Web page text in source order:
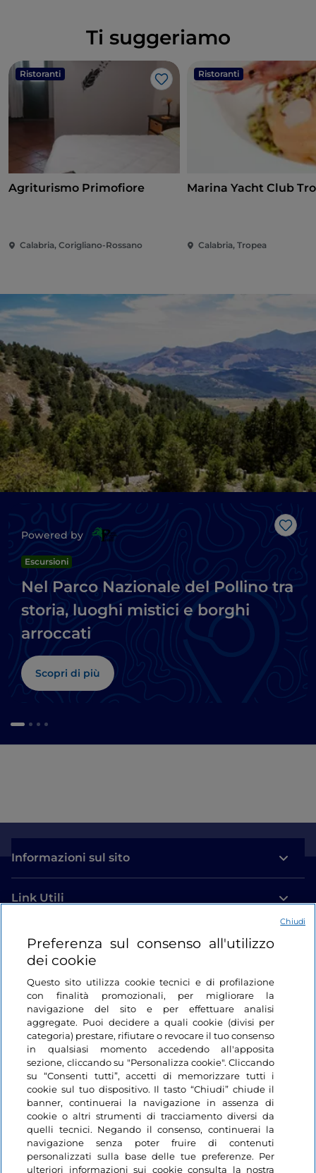
Ti suggeriamo
Ristoranti
Like
Agriturismo Primofiore
Calabria, Corigliano-Rossano
Ristoranti
Marina Yacht Club
Calabria, Tropea
Like
Powered by
Escursioni
Nel Parco Nazionale del Pollino tra
storia, luoghi mistici e borghi
arroccati
Scopri di più
Informazioni sul sito
Link Utili
Login
Restiamo in contatto
Preferenza sul consenso all'utilizzo
dei cookie
Questo sito utilizza cookie tecnici e di profilazione
con finalità promozionali, per migliorare la
navigazione del sito e per effettuare analisi
aggregate. Puoi decidere a quali cookie (divisi per
categoria) prestare, rifiutare o revocare il tuo consenso
in qualsiasi momento accedendo all'apposita
sezione, cliccando su "Personalizza cookie". Cliccando
su “Consenti tutti”, accetti di memorizzare tutti i
cookie sul tuo dispositivo. Il tasto “Chiudi” chiude il
banner, continuerai la navigazione in assenza di
cookie o altri strumenti di tracciamento diversi da
quelli tecnici. Negando il consenso, continuerai la
navigazione senza poter fruire di contenuti
personalizzati sulla base delle tue preferenze. Per
ulteriori informazioni sui cookie consulta la nostra
Chiudi